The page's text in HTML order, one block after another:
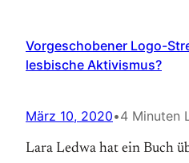
Vorgeschobener Logo-
lesbische Aktivismus?
März 10, 2020•4 Minuten
Lara Ledwa hat ein Buch